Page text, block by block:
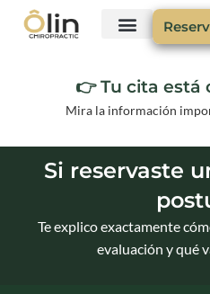
👉 Tu cita está
Mira la información
Si reservaste
Te explico exactamente
evaluación y qué